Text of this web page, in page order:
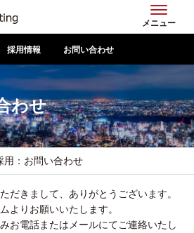
メニュー
採用情報 お問い合わせ
わせ
用：お問い合わせ
だきまして、ありがとうございます。
よりお願いいたします。
お電話またはメールにてご連絡いたし